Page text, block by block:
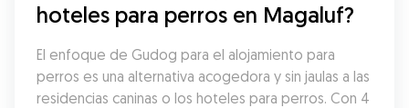
hoteles para perros en Magaluf?
El enfoque de Gudog para el alojamiento para
perros es una alternativa acogedora y sin jaulas a las
residencias caninas o los hoteles para perros. Con 4